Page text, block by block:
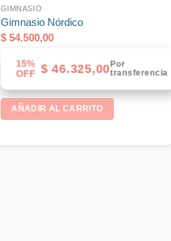
GIMNASIO
Gimnasio Nórdico
$54.500,00
15%
OFF
$46.325,00Por
transferencia
AÑADIR AL CARRITO